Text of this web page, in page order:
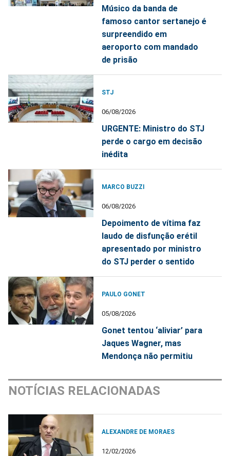
Músico da banda de
famoso cantor sertanejo é
surpreendido em
aeroporto com mandado
de prisão
STJ
06/08/2026
URGENTE: Ministro do STJ
perde o cargo em decisão
inédita
MARCO BUZZI
06/08/2026
Depoimento de vítima faz
laudo de disfunção erétil
apresentado por ministro
do STJ perder o sentido
PAULO GONET
05/08/2026
Gonet tentou ‘aliviar’ para
Jaques Wagner, mas
Mendonça não permitiu
NOTÍCIAS RELACIONADAS
ALEXANDRE DE MORAES
12/02/2026